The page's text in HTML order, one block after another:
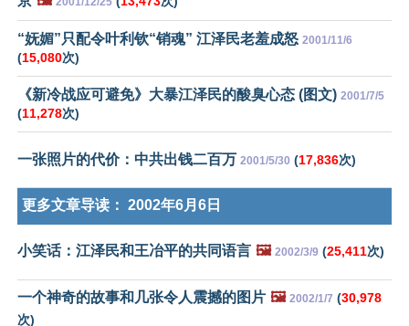
“妩媚”只配令叶利钦“销魂” 江泽民老羞成怒 2001/11/6
(15,080次)
《新冷战应可避免》大暴江泽民的酸臭心态 (图文) 2001/7/5
(11,278次)
一张照片的代价：中共出钱二百万 2001/5/30 (17,836次)
更多文章导读： 2002年6月6日
小笑话：江泽民和王冶平的共同语言 🖼️ 2002/3/9 (25,411次)
一个神奇的故事和几张令人震撼的图片 🖼️ 2002/1/7 (30,978
次)